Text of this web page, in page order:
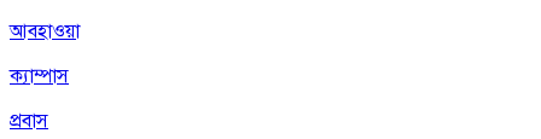
আবহাওয়া
ক্যাম্পাস
প্রবাস